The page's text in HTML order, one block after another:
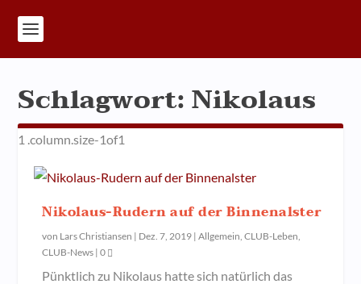
Schlagwort:Nikolaus
Nikolaus-Rudern auf der Binnenalster
von Lars Christiansen | Dez. 7, 2019 |Allgemein,CLUB-Leben,
CLUB-News |0
Pünktlich zu Nikolaus hatte sich natürlich das